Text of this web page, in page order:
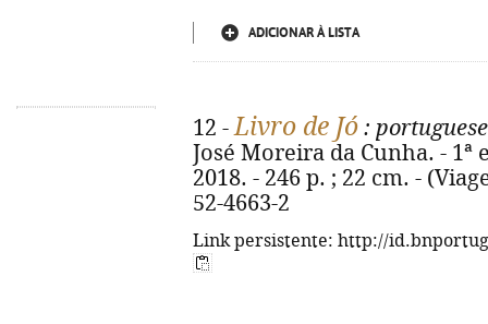
ADICIONAR À LISTA
12 -Livro de Jó :
José Moreira da Cunha. - 1ª
2018. - 246 p. ; 22 cm. -
52-4663-2
Link persistente: http://